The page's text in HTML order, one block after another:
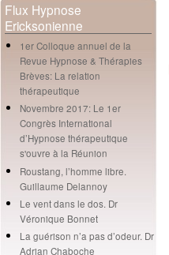
Flux Hypnose
Ericksonienne
1er Colloque annuel de la
Revue Hypnose & Thérapies
Brèves: La relation
thérapeutique
Novembre 2017: Le 1er
Congrès International
d’Hypnose thérapeutique
s'ouvre à la Réunion
Roustang, l’homme libre.
Guillaume Delannoy
Le vent dans le dos. Dr
Véronique Bonnet
La guérison n’a pas d’odeur. Dr
Adrian Chaboche